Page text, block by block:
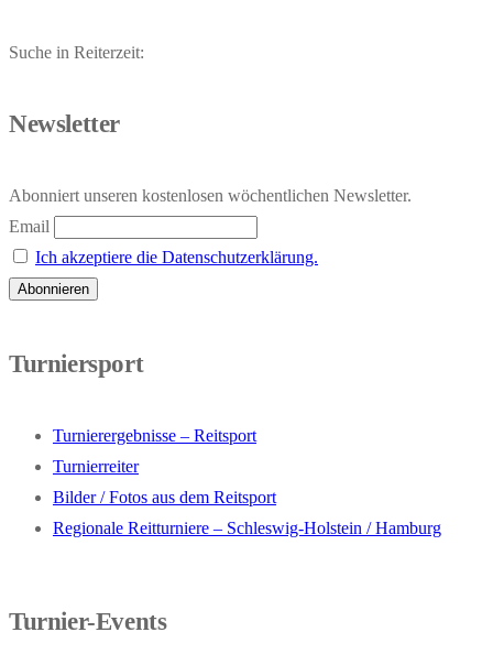
Suche in Reiterzeit:
Newsletter
Abonniert unseren kostenlosen wöchentlichen Newsletter.
Email
Ich akzeptiere die Datenschutzerklärung.
Turniersport
Turnierergebnisse – Reitsport
Turnierreiter
Bilder / Fotos aus dem Reitsport
Regionale Reitturniere – Schleswig-Holstein / Hamburg
Turnier-Events